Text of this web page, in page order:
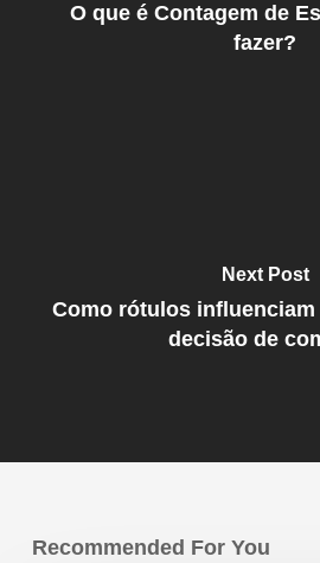
O que é Contagem de
fazer?
Next Post
Como rótulos
decisão de
Recommended For You